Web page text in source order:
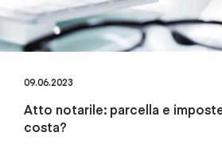
09.06.2023
Atto notarile: parcella e
costa?